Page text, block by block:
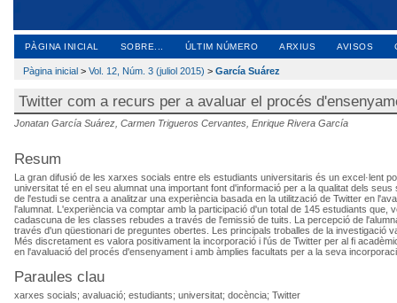
PÀGINA INICIAL SOBRE... ÚLTIM NÚMERO ARXIUS AVISOS
Pàgina inicial> Vol. 12, Núm. 3 (juliol 2015) > García Suárez
Twitter com a recurs per a avaluar el procés
Jonatan García Suárez, Carmen Trigueros Cervantes, Enrique Rivera García
Resum
La gran difusió de les xarxes socials entre els estudiants universitaris és un excel·lent
universitat té en el seu alumnat una important font d'informació per a la qualitat dels
de l'estudi se centra a analitzar una experiència basada en la utilització de Twitter en
l'alumnat. L'experiència va comptar amb la participació d'un total de 145 estudiants que,
cadascuna de les classes rebudes a través de l'emissió de tuits. La percepció de
través d'un qüestionari de preguntes obertes. Les principals troballes de la investigació
Més discretament es valora positivament la incorporació i l'ús de Twitter per al fi
en l'avaluació del procés d'ensenyament i amb àmplies facultats per a la seva
Paraules clau
xarxes socials; avaluació; estudiants; universitat; docència; Twitter